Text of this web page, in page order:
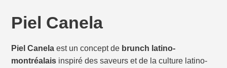
Piel Canela
Piel Canela est un concept de brunch latino-
montréalais inspiré des saveurs et de la culture latino-